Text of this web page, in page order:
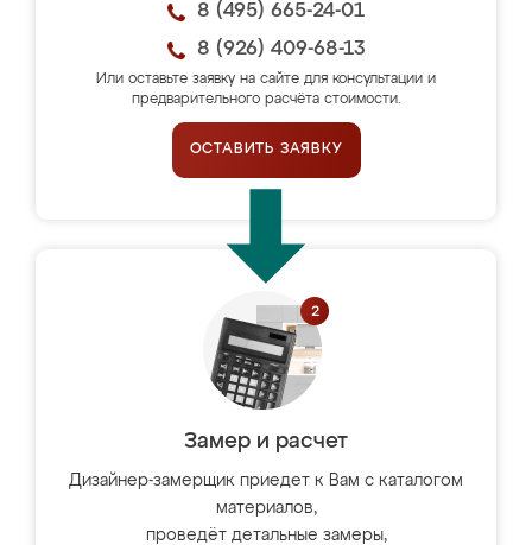
8 (495) 665-24-01
8 (926) 409-68-13
Или оставьте заявку на сайте для консультации и
предварительного расчёта стоимости.
ОСТАВИТЬ ЗАЯВКУ
Замер и расчет
Дизайнер-замерщик приедет к Вам с каталогом
материалов,
проведёт детальные замеры,